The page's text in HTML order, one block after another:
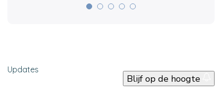
Updates
Blijf op de hoogte